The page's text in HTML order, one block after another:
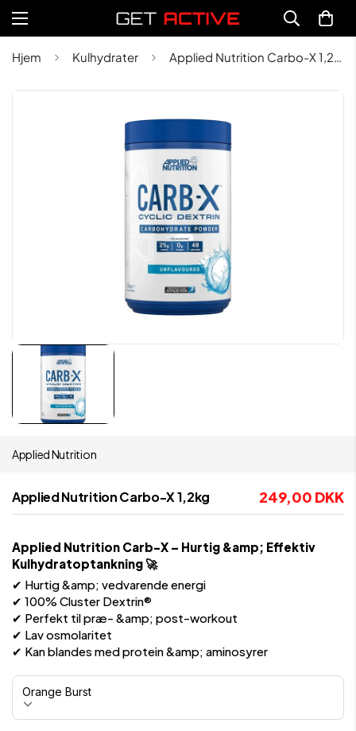
Hjem Kulhydrater Applied Nutrition Carbo-X 1,2kg
Applied Nutrition
Applied Nutrition Carbo-X 1,2kg 249,00 DKK
Applied Nutrition Carb-X – Hurtig &amp; Effektiv
Kulhydratoptankning 🚀
✔ Hurtig &amp; vedvarende energi
✔ 100% Cluster Dextrin®
✔ Perfekt til præ- &amp; post-workout
✔ Lav osmolaritet
✔ Kan blandes med protein &amp; aminosyrer
Smag
Orange Burst